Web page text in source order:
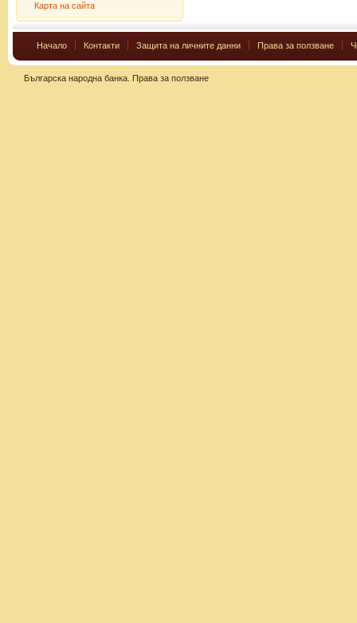
Карта на сайта
Начало Контакти Защита на личните данни Права за ползване
Българска народна банка. Права за ползване